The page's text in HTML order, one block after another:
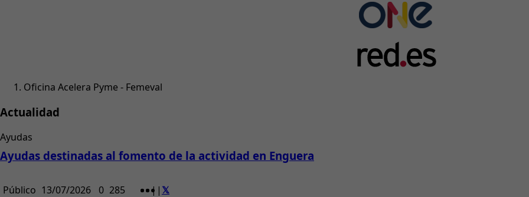
Oficina Acelera Pyme - Femeval
Actualidad
Ayudas
Ayudas destinadas al fomento de la actividad en Enguera
Público 13/07/2026 0 285 | |